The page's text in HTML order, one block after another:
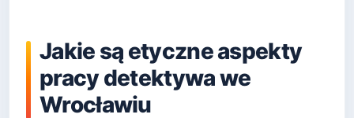
Jakie są etyczne aspekty
pracy detektywa we
Wrocławiu